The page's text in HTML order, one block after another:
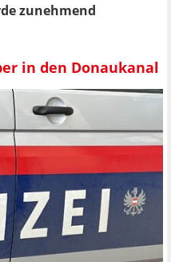
zunehmend
in den Donaukanal